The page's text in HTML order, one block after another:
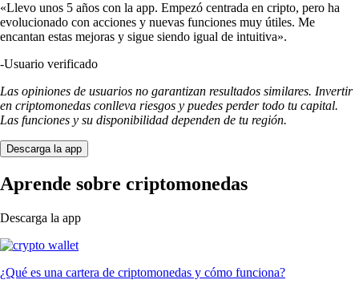
«Llevo unos 5 años con la app. Empezó centrada en cripto, pero ha
evolucionado con acciones y nuevas funciones muy útiles. Me
encantan estas mejoras y sigue siendo igual de intuitiva».
-Usuario verificado
Las opiniones de usuarios no garantizan resultados similares. Invertir
en criptomonedas conlleva riesgos y puedes perder todo tu capital.
Las funciones y su disponibilidad dependen de tu región.
Descarga la app
Aprende sobre criptomonedas
Descarga la app
¿Qué es una cartera de criptomonedas y cómo funciona?